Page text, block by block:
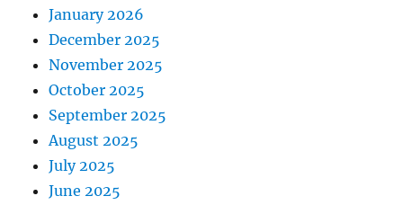
January 2026
December 2025
November 2025
October 2025
September 2025
August 2025
July 2025
June 2025